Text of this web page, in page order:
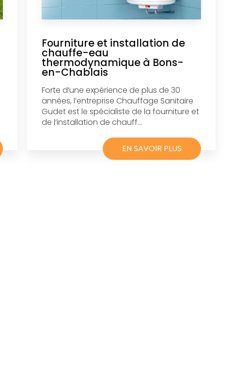
Fourniture et installation de
chauffe-eau
thermodynamique à Bons-
en-Chablais
Forte d’une expérience de plus de 30
années, l’entreprise Chauffage Sanitaire
Gudet est le spécialiste de la fourniture et
de l’installation de chauff...
EN SAVOIR PLUS